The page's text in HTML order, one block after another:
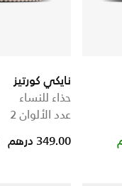
نايكي كورتيز
حذاء للنساء
عدد الألوان 2
349.00 درهم